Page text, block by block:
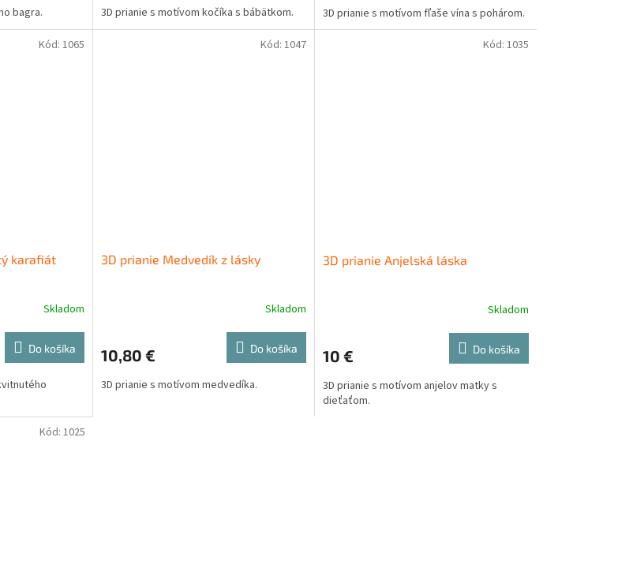
bagra. 3D prianie s motívom kočíka s bábätkom. 3D prianie s motívom fľaše vína s pohárom.
karafiát
Skladom
Do košíka
Kód: 1065
3D prianie Medvedík z lásky
Skladom
10,80 € Do košíka
3D prianie s motívom medvedíka.
Kód: 1047
3D prianie Anjelská láska
Skladom
10 € Do košíka
3D prianie s motívom anjelov matky s
dieťaťom.
Kód: 1035
Kód: 1025